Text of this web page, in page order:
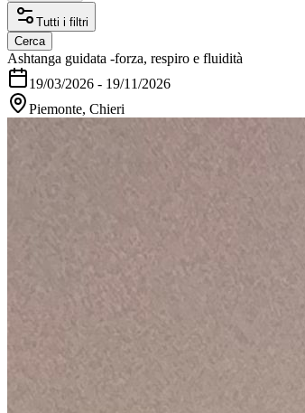
Tutti i filtri
Cerca
Ashtanga guidata -forza, respiro e fluidità
19/03/2026 - 19/11/2026
Piemonte, Chieri